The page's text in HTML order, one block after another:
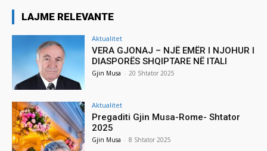
LAJME RELEVANTE
Aktualitet
VERA GJONAJ – NJË EMËR I NJOHUR I
DIASPORËS SHQIPTARE NË ITALI
Gjin Musa - 20 Shtator 2025
Aktualitet
Pregaditi Gjin Musa-Rome- Shtator
2025
Gjin Musa - 8 Shtator 2025